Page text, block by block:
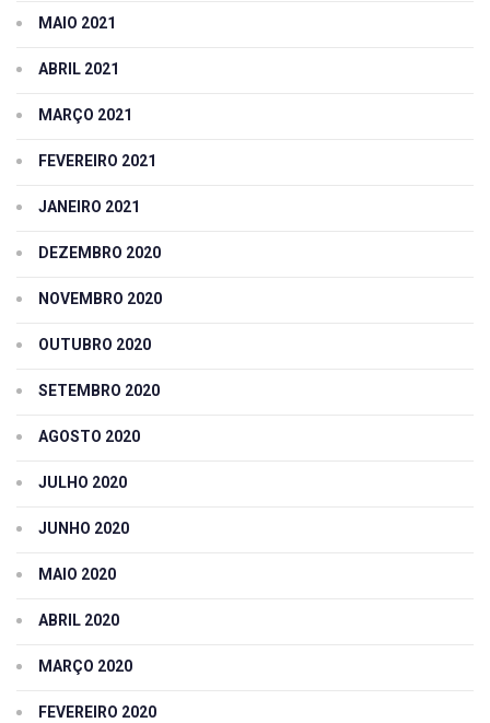
MAIO 2021
ABRIL 2021
MARÇO 2021
FEVEREIRO 2021
JANEIRO 2021
DEZEMBRO 2020
NOVEMBRO 2020
OUTUBRO 2020
SETEMBRO 2020
AGOSTO 2020
JULHO 2020
JUNHO 2020
MAIO 2020
ABRIL 2020
MARÇO 2020
FEVEREIRO 2020